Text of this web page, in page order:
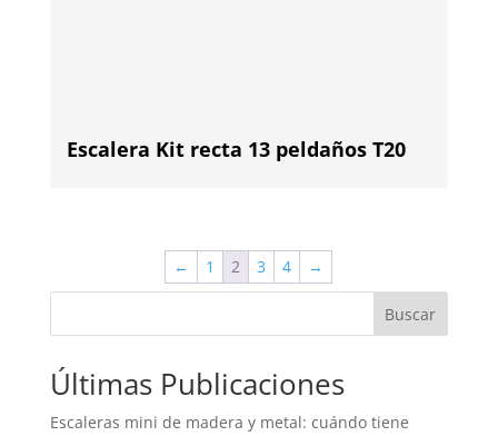
Escalera Kit recta 13 peldaños T20
← 1 2 3 4 →
Buscar
Últimas Publicaciones
Escaleras mini de madera y metal: cuándo tiene